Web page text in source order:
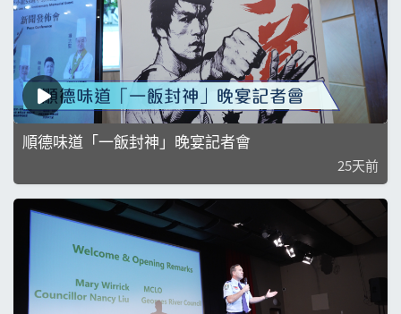
順德味道「一飯封神」晚宴記者會
25天前